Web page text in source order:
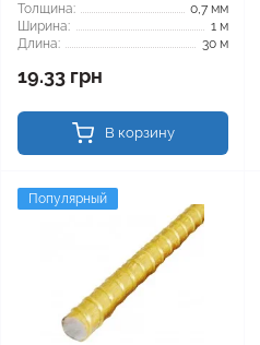
Толщина:
0,7 мм
Ширина:
1 м
Длина:
30 м
19.33 грн
В корзину
Популярный